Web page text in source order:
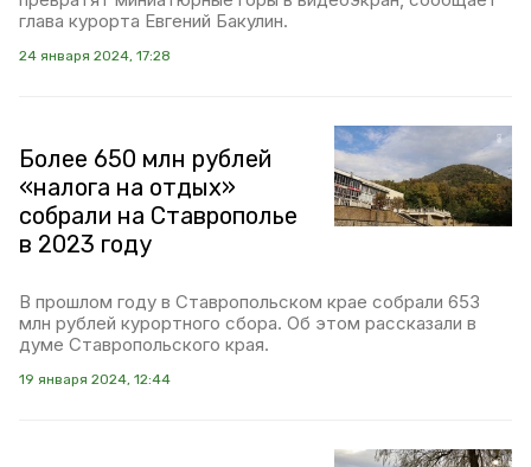
глава курорта Евгений Бакулин.
24 января 2024, 17:28
Более 650 млн рублей
«налога на отдых»
собрали на Ставрополье
в 2023 году
В прошлом году в Ставропольском крае собрали 653
млн рублей курортного сбора. Об этом рассказали в
думе Ставропольского края.
19 января 2024, 12:44